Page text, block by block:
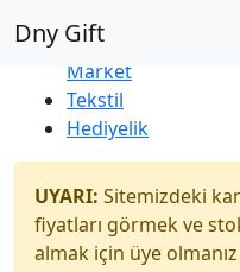
Dny Gift
İndirim
Market
Tekstil
Hediyelik
UYARI: Sitemizdeki
fiyatları görmek ve
almak için üye